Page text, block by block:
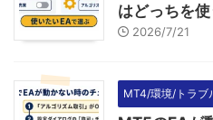
はどっちを使
2026/7/21
MT4/環境/トラブ